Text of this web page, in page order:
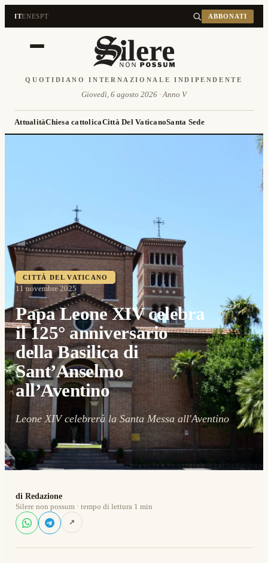
ITENESPT ABBONATI
QUOTIDIANO INTERNAZIONALE INDIPENDENTE
Giovedì, 6 agosto 2026 · Anno V
AttualitàChiesa cattolicaCittà Del VaticanoSanta Sede
CITTÀ DEL VATICANO
11 novembre 2025
Papa Leone XIV celebra
il 125° anniversario
della Basilica di
Sant’Anselmo
all’Aventino
Leone XIV celebrerà la Santa Messa all'Aventino
di Redazione
Silere non possum · tempo di lettura 1 min
↗